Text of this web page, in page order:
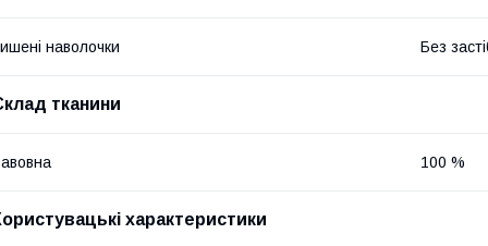
наволочки Без
тканини
100 %
характеристики